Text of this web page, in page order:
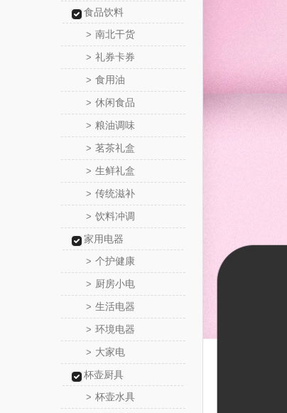
食品饮料
> 南北干货
> 礼券卡券
> 食用油
> 休闲食品
> 粮油调味
> 茗茶礼盒
> 生鲜礼盒
> 传统滋补
> 饮料冲调
家用电器
> 个护健康
> 厨房小电
> 生活电器
> 环境电器
> 大家电
杯壶厨具
> 杯壶水具